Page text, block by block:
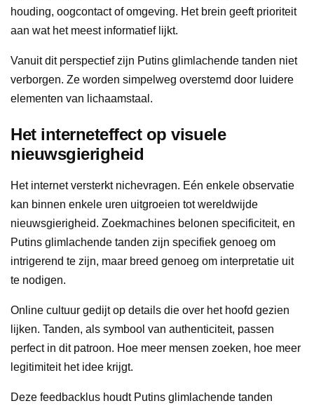
houding, oogcontact of omgeving. Het brein geeft prioriteit
aan wat het meest informatief lijkt.
Vanuit dit perspectief zijn Putins glimlachende tanden niet
verborgen. Ze worden simpelweg overstemd door luidere
elementen van lichaamstaal.
Het interneteffect op visuele
nieuwsgierigheid
Het internet versterkt nichevragen. Eén enkele observatie
kan binnen enkele uren uitgroeien tot wereldwijde
nieuwsgierigheid. Zoekmachines belonen specificiteit, en
Putins glimlachende tanden zijn specifiek genoeg om
intrigerend te zijn, maar breed genoeg om interpretatie uit
te nodigen.
Online cultuur gedijt op details die over het hoofd gezien
lijken. Tanden, als symbool van authenticiteit, passen
perfect in dit patroon. Hoe meer mensen zoeken, hoe meer
legitimiteit het idee krijgt.
Deze feedbacklus houdt Putins glimlachende tanden